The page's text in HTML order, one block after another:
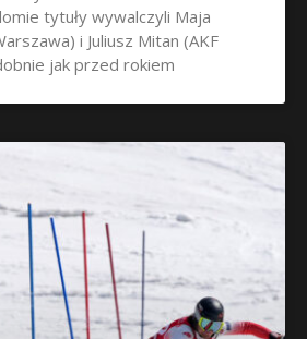
tytuły wywalczyli Maja
i Juliusz Mitan (AKF
jak przed rokiem